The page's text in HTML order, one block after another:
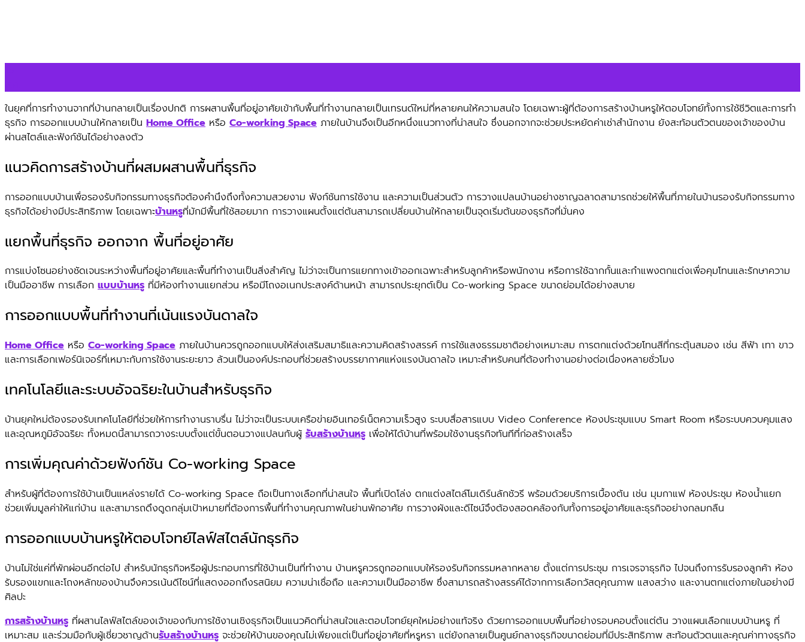
ในยุคที่การทำงานจากที่บ้านกลายเป็นเรื่องปกติ การผสานพื้นที่อยู่อาศัยเข้ากับพื้นที่ทำงานกลายเป็นเทรนด์ใหม่ที่หลายคนให้ความสนใจ โดยเฉพาะผู้ที่ต้องการสร้างบ้านหรูให้ตอบโจทย์ทั้งการใช้ชีวิตและการทำ
ธุรกิจ การออกแบบบ้านให้กลายเป็น Home Office หรือ Co-working Space ภายในบ้านจึงเป็นอีกหนึ่งแนวทางที่น่าสนใจ ซึ่งนอกจากจะช่วยประหยัดค่าเช่าสำนักงาน ยังสะท้อนตัวตนของเจ้าของบ้าน
ผ่านสไตล์และฟังก์ชันได้อย่างลงตัว
แนวคิดการสร้างบ้านที่ผสมผสานพื้นที่ธุรกิจ
การออกแบบบ้านเพื่อรองรับกิจกรรมทางธุรกิจต้องคำนึงถึงทั้งความสวยงาม ฟังก์ชันการใช้งาน และความเป็นส่วนตัว การวางแปลนบ้านอย่างชาญฉลาดสามารถช่วยให้พื้นที่ภายในบ้านรองรับกิจกรรมทาง
ธุรกิจได้อย่างมีประสิทธิภาพ โดยเฉพาะบ้านหรูที่มักมีพื้นที่ใช้สอยมาก การวางแผนตั้งแต่ต้นสามารถเปลี่ยนบ้านให้กลายเป็นจุดเริ่มต้นของธุรกิจที่มั่นคง
แยกพื้นที่ธุรกิจ ออกจาก พื้นที่อยู่อาศัย
การแบ่งโซนอย่างชัดเจนระหว่างพื้นที่อยู่อาศัยและพื้นที่ทำงานเป็นสิ่งสำคัญ ไม่ว่าจะเป็นการแยกทางเข้าออกเฉพาะสำหรับลูกค้าหรือพนักงาน หรือการใช้ฉากกั้นและกำแพงตกแต่งเพื่อคุมโทนและรักษาความ
เป็นมืออาชีพ การเลือก แบบบ้านหรู ที่มีห้องทำงานแยกส่วน หรือมีโถงอเนกประสงค์ด้านหน้า สามารถประยุกต์เป็น Co-working Space ขนาดย่อมได้อย่างสบาย
การออกแบบพื้นที่ทำงานที่เน้นแรงบันดาลใจ
Home Office หรือ Co-working Space ภายในบ้านควรถูกออกแบบให้ส่งเสริมสมาธิและความคิดสร้างสรรค์ การใช้แสงธรรมชาติอย่างเหมาะสม การตกแต่งด้วยโทนสีที่กระตุ้นสมอง เช่น สีฟ้า เทา ขาว
และการเลือกเฟอร์นิเจอร์ที่เหมาะกับการใช้งานระยะยาว ล้วนเป็นองค์ประกอบที่ช่วยสร้างบรรยากาศแห่งแรงบันดาลใจ เหมาะสำหรับคนที่ต้องทำงานอย่างต่อเนื่องหลายชั่วโมง
เทคโนโลยีและระบบอัจฉริยะในบ้านสำหรับธุรกิจ
บ้านยุคใหม่ต้องรองรับเทคโนโลยีที่ช่วยให้การทำงานราบรื่น ไม่ว่าจะเป็นระบบเครือข่ายอินเทอร์เน็ตความเร็วสูง ระบบสื่อสารแบบ Video Conference ห้องประชุมแบบ Smart Room หรือระบบควบคุมแสง
และอุณหภูมิอัจฉริยะ ทั้งหมดนี้สามารถวางระบบตั้งแต่ขั้นตอนวางแปลนกับผู้ รับสร้างบ้านหรู เพื่อให้ได้บ้านที่พร้อมใช้งานธุรกิจทันทีที่ก่อสร้างเสร็จ
การเพิ่มคุณค่าด้วยฟังก์ชัน Co-working Space
สำหรับผู้ที่ต้องการใช้บ้านเป็นแหล่งรายได้ Co-working Space ถือเป็นทางเลือกที่น่าสนใจ พื้นที่เปิดโล่ง ตกแต่งสไตล์โมเดิร์นลักชัวรี พร้อมด้วยบริการเบื้องต้น เช่น มุมกาแฟ ห้องประชุม ห้องน้ำแยก
ช่วยเพิ่มมูลค่าให้แก่บ้าน และสามารถดึงดูดกลุ่มเป้าหมายที่ต้องการพื้นที่ทำงานคุณภาพในย่านพักอาศัย การวางผังและดีไซน์จึงต้องสอดคล้องกับทั้งการอยู่อาศัยและธุรกิจอย่างกลมกลืน
การออกแบบบ้านหรูให้ตอบโจทย์ไลฟ์สไตล์นักธุรกิจ
บ้านไม่ใช่แค่ที่พักผ่อนอีกต่อไป สำหรับนักธุรกิจหรือผู้ประกอบการที่ใช้บ้านเป็นที่ทำงาน บ้านหรูควรถูกออกแบบให้รองรับกิจกรรมหลากหลาย ตั้งแต่การประชุม การเจรจาธุรกิจ ไปจนถึงการรับรองลูกค้า ห้อง
รับรองแขกและโถงหลักของบ้านจึงควรเน้นดีไซน์ที่แสดงออกถึงรสนิยม ความน่าเชื่อถือ และความเป็นมืออาชีพ ซึ่งสามารถสร้างสรรค์ได้จากการเลือกวัสดุคุณภาพ แสงสว่าง และงานตกแต่งภายในอย่างมี
ศิลปะ
การสร้างบ้านหรู ที่ผสานไลฟ์สไตล์ของเจ้าของกับการใช้งานเชิงธุรกิจเป็นแนวคิดที่น่าสนใจและตอบโจทย์ยุคใหม่อย่างแท้จริง ด้วยการออกแบบพื้นที่อย่างรอบคอบตั้งแต่ต้น วางแผนเลือกแบบบ้านหรู ที่
เหมาะสม และร่วมมือกับผู้เชี่ยวชาญด้านรับสร้างบ้านหรู จะช่วยให้บ้านของคุณไม่เพียงแต่เป็นที่อยู่อาศัยที่หรูหรา แต่ยังกลายเป็นศูนย์กลางธุรกิจขนาดย่อมที่มีประสิทธิภาพ สะท้อนตัวตนและคุณค่าทางธุรกิจ